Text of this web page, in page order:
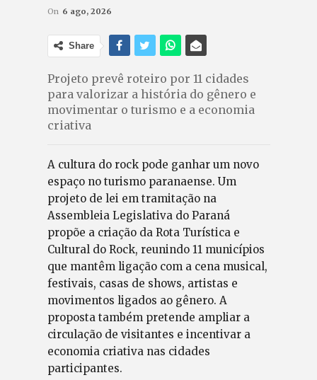
On 6 ago, 2026
Share
Projeto prevê roteiro por 11 cidades
para valorizar a história do gênero e
movimentar o turismo e a economia
criativa
A cultura do rock pode ganhar um novo
espaço no turismo paranaense. Um
projeto de lei em tramitação na
Assembleia Legislativa do Paraná
propõe a criação da Rota Turística e
Cultural do Rock, reunindo 11 municípios
que mantêm ligação com a cena musical,
festivais, casas de shows, artistas e
movimentos ligados ao gênero. A
proposta também pretende ampliar a
circulação de visitantes e incentivar a
economia criativa nas cidades
participantes.